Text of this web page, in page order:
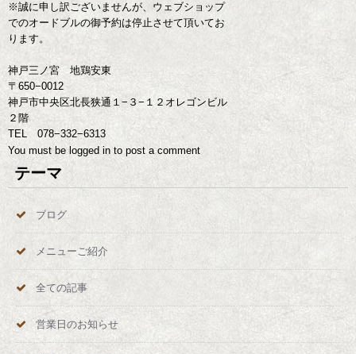
※誠に申し訳ございませんが、ウェブショップ
でのオードブルの御予約は停止させて頂いてお
ります。
神戸三ノ宮 地鶏安東
〒650−0012
神戸市中央区北長狭通１−３−１２オレゴンビル
２階
TEL 078−332−6313
You must be logged in to post a comment
テーマ
ブログ
メニューご紹介
全ての記事
営業日のお知らせ